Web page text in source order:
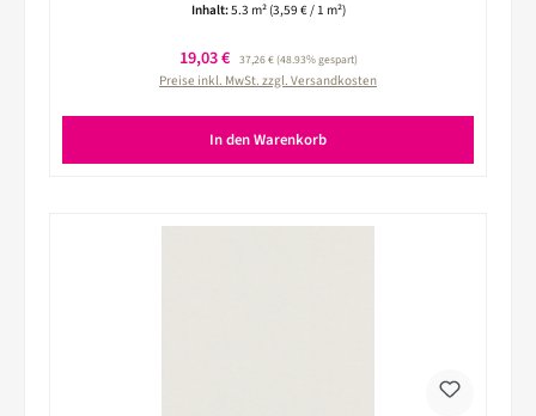
Inhalt:5.3 m² (3,59 € / 1 m²)
Verkaufspreis:
19,03 € Regulärer Preis:
37,26 €(48.93% gespart)
Preise inkl. MwSt. zzgl. Versandkosten
In den Warenkorb